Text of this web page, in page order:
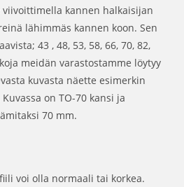
viivoittimella kannen halkaisijan
lähimmäs kannen koon. Sen
43 , 48, 53, 58, 66, 70, 82,
meidän varastostamme löytyy
kuvasta näette esimerkin
on TO-70 kansi ja
70 mm.
voi olla normaali tai korkea.